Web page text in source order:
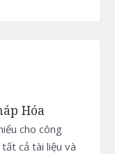
Hóa
cho công
cả tài liệu và